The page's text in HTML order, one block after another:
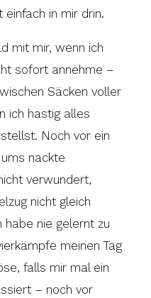
in mir drin.
mit mir, wenn ich
sofort annehme –
Säcken voller
ich hastig alles
Noch vor ein
nackte
verwundert,
nicht gleich
habe nie gelernt zu
meinen Tag
falls mir mal ein
– noch vor